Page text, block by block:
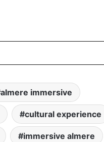
almere immersive
cultural experience
immersive almere